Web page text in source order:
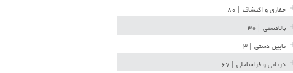
حفاری و اکتشاف
بالادستی
پایین دستی
دریایی و فراساحلی